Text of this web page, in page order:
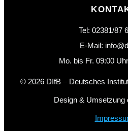
Tel: 02381/87
E-Mail:
Mo. bis Fr. 09:00
© 2026 DIfB – Deutsches
Design & Umsetzung